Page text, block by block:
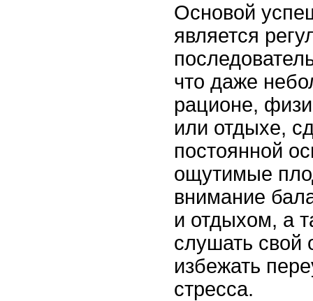
Основой
является
что даже
рационе,
или отдыхе,
постоянной
ощутимые
внимание
и отдыхом, а
слушать свой
избежать
стресса.